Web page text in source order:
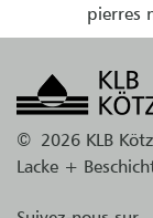
pierres
© 2026 KLB
Lacke +